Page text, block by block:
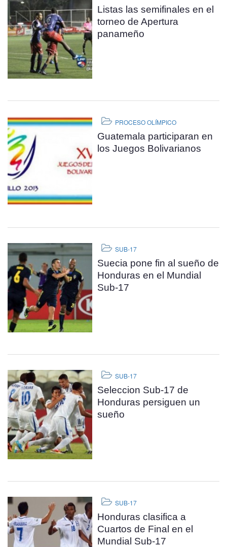
Listas las semifinales en el
torneo de Apertura
panameño
PROCESO OLÍMPICO
Guatemala participaran en
los Juegos Bolivarianos
SUB-17
Suecia pone fin al sueño de
Honduras en el Mundial
Sub-17
SUB-17
Seleccion Sub-17 de
Honduras persiguen un
sueño
SUB-17
Honduras clasifica a
Cuartos de Final en el
Mundial Sub-17